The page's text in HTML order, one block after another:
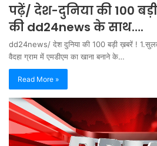
पढ़ें/ देश-दुनिया की 100
की dd24news के साथ….
dd24news/ देश दुनिया की 100 बड़ी ख़बरें !
वैदहा ग्राम में एमडीएम का खाना बनाने के…
Read More »